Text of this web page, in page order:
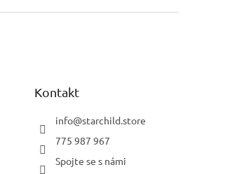
Kontakt
info@starchild.store
775 987 967
Spojte se s námi